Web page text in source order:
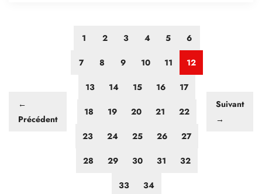
←
Précédent
1 2 3 4 5 6
7 8 9 10 11 12
13 14 15 16 17
18 19 20 21 22
23 24 25 26 27
28 29 30 31 32
33 34
Suivant
→